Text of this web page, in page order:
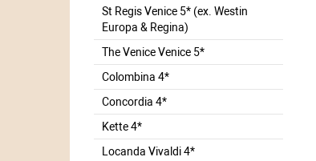
St Regis Venice 5* (ex. Westin
Europa & Regina)
The Venice Venice 5*
Colombina 4*
Concordia 4*
Kette 4*
Locanda Vivaldi 4*